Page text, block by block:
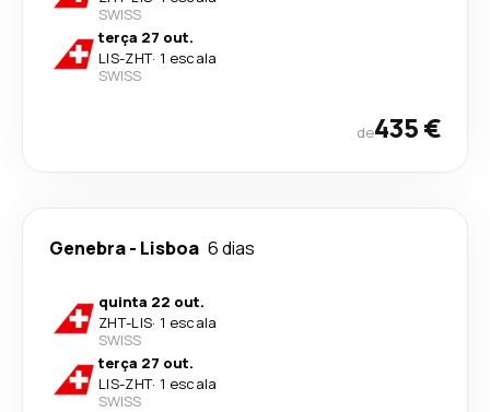
SWISS
terça 27 out.
LIS-ZHT· 1 escala
SWISS
de435 €
Genebra- Lisboa 6 dias
quinta 22 out.
ZHT-LIS· 1 escala
SWISS
terça 27 out.
LIS-ZHT· 1 escala
SWISS